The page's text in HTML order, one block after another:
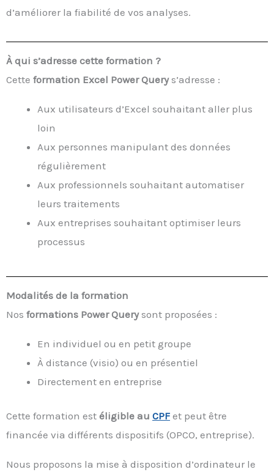
d’améliorer la fiabilité de vos analyses.
À qui s’adresse cette formation ?
Cette formation Excel Power Querys’adresse :
Aux utilisateurs d’Excel souhaitant aller plus
loin
Aux personnes manipulant des données
régulièrement
Aux professionnels souhaitant automatiser
leurs traitements
Aux entreprises souhaitant optimiser leurs
processus
Modalités de la formation
Nos formations Power Querysont proposées :
En individuel ou en petit groupe
À distance (visio) ou en présentiel
Directement en entreprise
Cette formation est éligible au CPF et peut être
financée via différents dispositifs (OPCO, entreprise).
Nous proposons la mise à disposition d’ordinateur le